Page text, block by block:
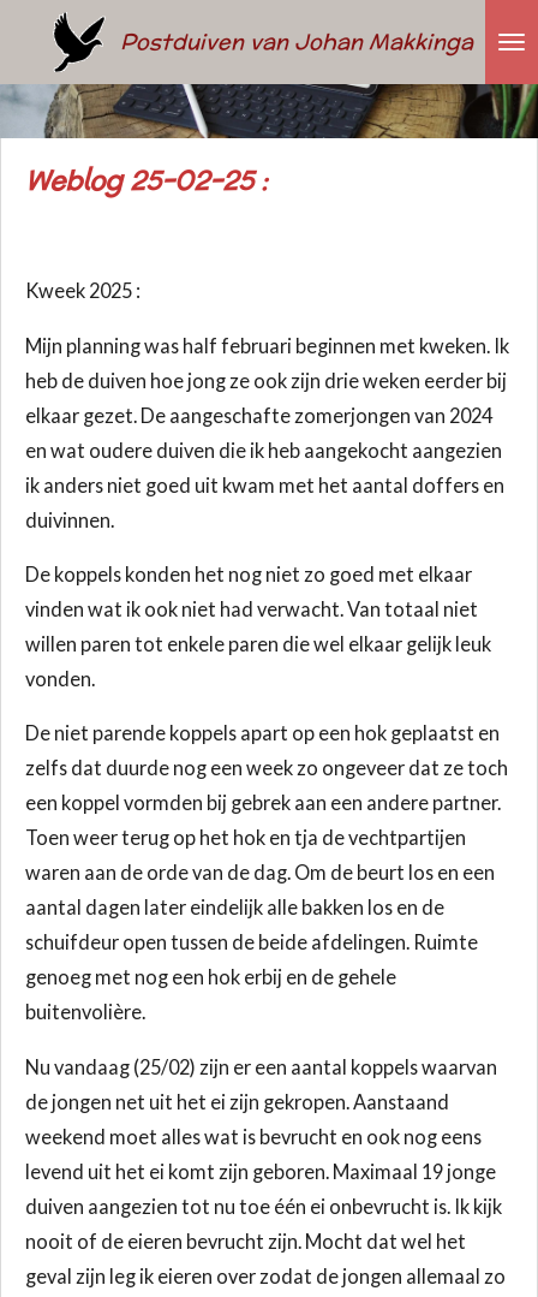
direct
naar
hoofdinhoud
Postduiven van Johan Makkinga
Weblog 25-02-25 :
Kweek 2025 :
Mijn planning was half februari beginnen met kweken. Ik
heb de duiven hoe jong ze ook zijn drie weken eerder bij
elkaar gezet. De aangeschafte zomerjongen van 2024
en wat oudere duiven die ik heb aangekocht aangezien
ik anders niet goed uit kwam met het aantal doffers en
duivinnen.
De koppels konden het nog niet zo goed met elkaar
vinden wat ik ook niet had verwacht. Van totaal niet
willen paren tot enkele paren die wel elkaar gelijk leuk
vonden.
De niet parende koppels apart op een hok geplaatst en
zelfs dat duurde nog een week zo ongeveer dat ze toch
een koppel vormden bij gebrek aan een andere partner.
Toen weer terug op het hok en tja de vechtpartijen
waren aan de orde van de dag. Om de beurt los en een
aantal dagen later eindelijk alle bakken los en de
schuifdeur open tussen de beide afdelingen. Ruimte
genoeg met nog een hok erbij en de gehele
buitenvolière.
Nu vandaag (25/02) zijn er een aantal koppels waarvan
de jongen net uit het ei zijn gekropen. Aanstaand
weekend moet alles wat is bevrucht en ook nog eens
levend uit het ei komt zijn geboren. Maximaal 19 jonge
duiven aangezien tot nu toe één ei onbevrucht is. Ik kijk
nooit of de eieren bevrucht zijn. Mocht dat wel het
geval zijn leg ik eieren over zodat de jongen allemaal zo